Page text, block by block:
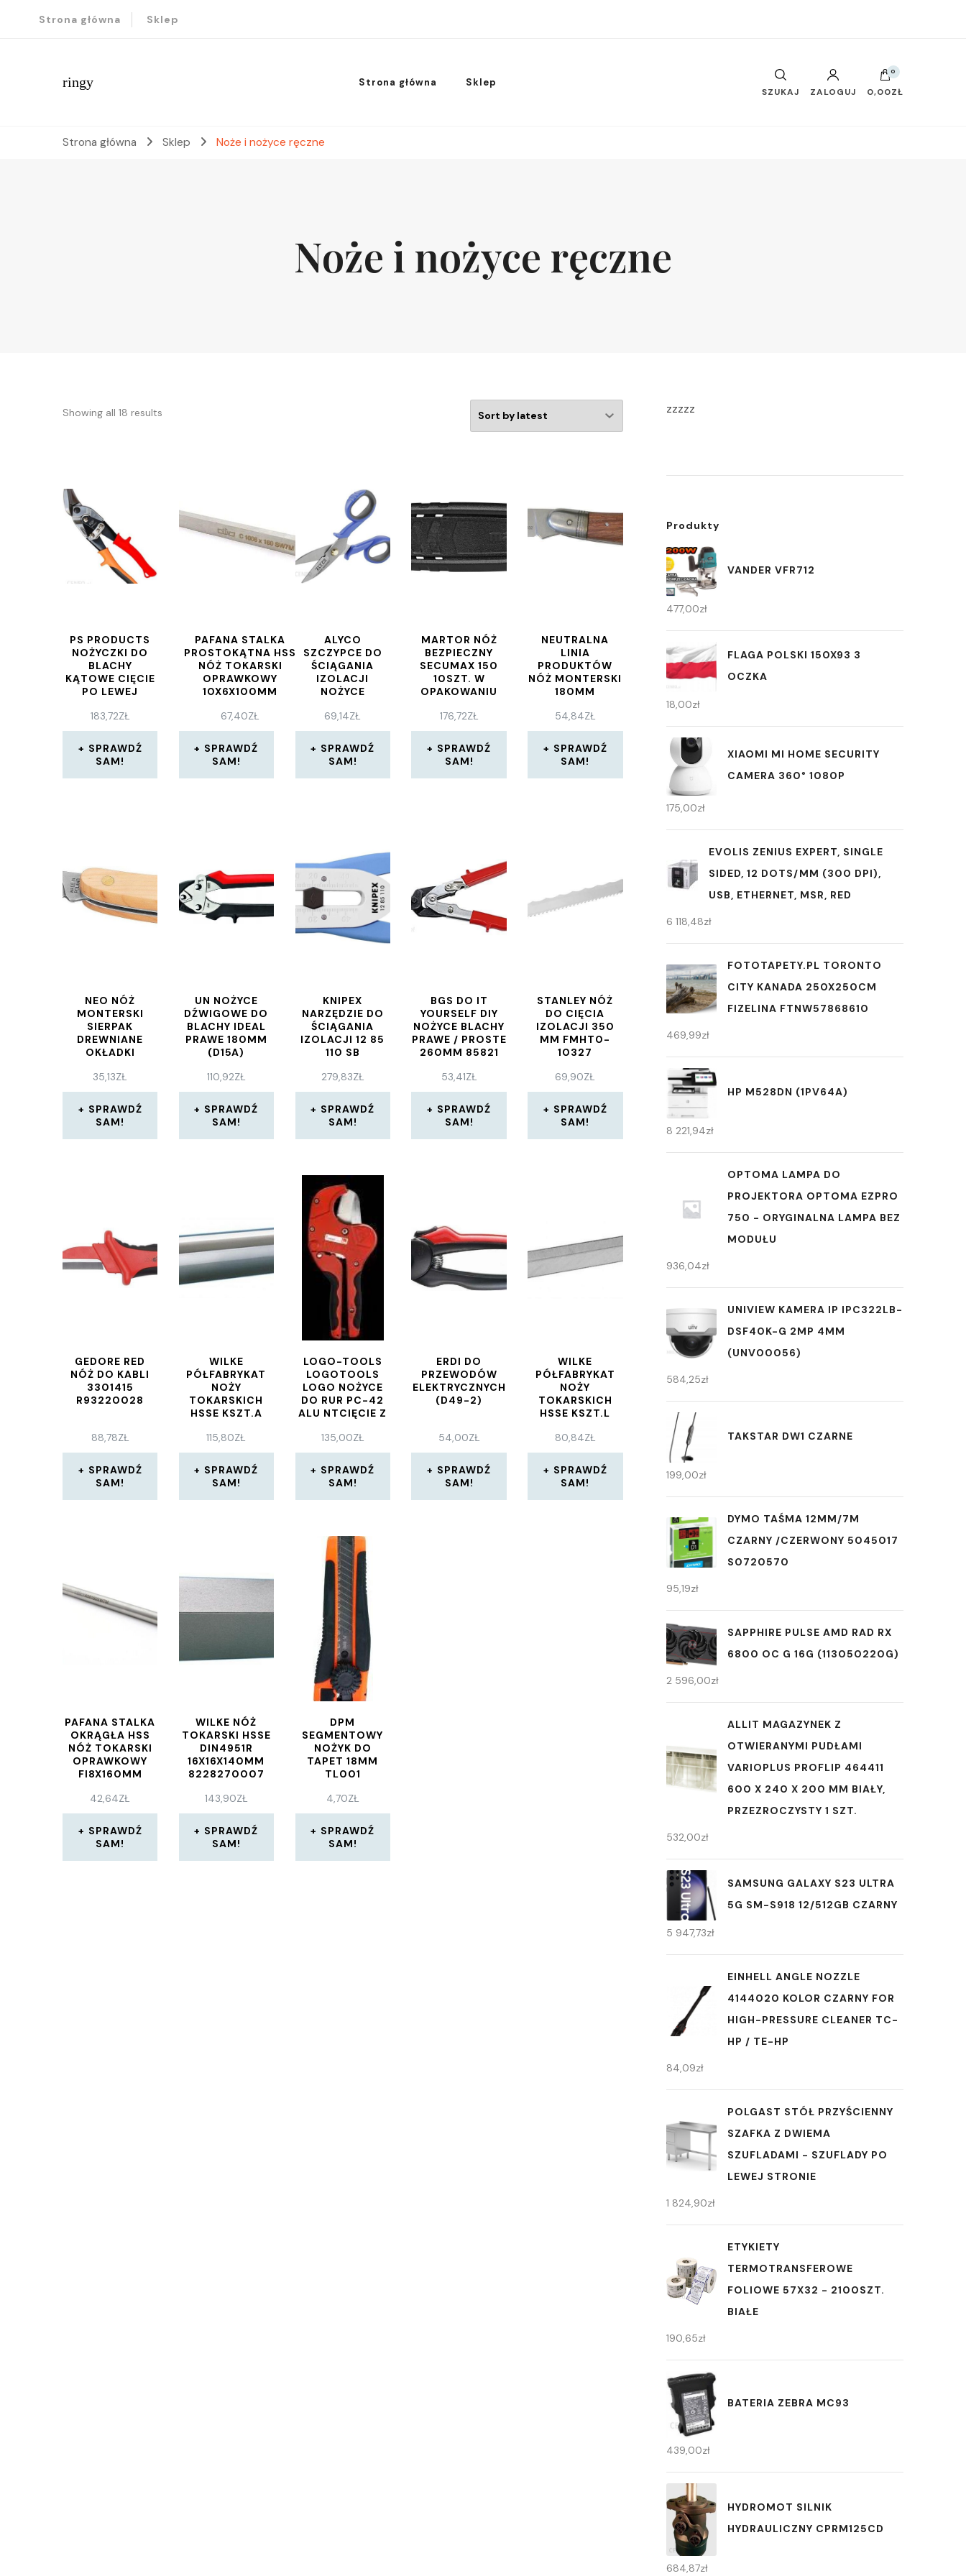
Strona główna Sklep
ringy Strona główna Sklep
SZUKAJ ZALOGUJ
0
0,00ZŁ
Strona główna Sklep Noże i nożyce ręczne
Noże i nożyce ręczne
Showing all 18 results
PS PRODUCTS
NOŻYCZKI DO
BLACHY
KĄTOWE CIĘCIE
PO LEWEJ
ROZMIAR
250MM
183,72ZŁ
SPRAWDŹ
SAM!
PAFANA STALKA
PROSTOKĄTNA HSS
NÓŻ TOKARSKI
OPRAWKOWY
10X6X100MM
STALKA_C_1006_160
67,40ZŁ
SPRAWDŹ
SAM!
ALYCO
SZCZYPCE DO
ŚCIĄGANIA
IZOLACJI
NOŻYCE
145MM (RÓŻNE
KOLORY) 108015
69,14ZŁ
SPRAWDŹ
SAM!
MARTOR NÓŻ
BEZPIECZNY
SECUMAX 150
10SZT. W
OPAKOWANIU
176,72ZŁ
SPRAWDŹ
SAM!
NEUTRALNA
LINIA
PRODUKTÓW
NÓŻ MONTERSKI
180MM
54,84ZŁ
SPRAWDŹ
SAM!
NEO NÓŻ
MONTERSKI
SIERPAK
DREWNIANE
OKŁADKI
35,13ZŁ
SPRAWDŹ
SAM!
UN NOŻYCE
DŹWIGOWE DO
BLACHY IDEAL
PRAWE 180MM
(D15A)
110,92ZŁ
SPRAWDŹ
SAM!
KNIPEX
NARZĘDZIE DO
ŚCIĄGANIA
IZOLACJI 12 85
110 SB
279,83ZŁ
SPRAWDŹ
SAM!
BGS DO IT
YOURSELF DIY
NOŻYCE BLACHY
PRAWE / PROSTE
260MM 85821
53,41ZŁ
SPRAWDŹ
SAM!
STANLEY NÓŻ
DO CIĘCIA
IZOLACJI 350
MM FMHT0-
10327
69,90ZŁ
SPRAWDŹ
SAM!
GEDORE RED
NÓŻ DO KABLI
3301415
R93220028
88,78ZŁ
SPRAWDŹ
SAM!
WILKE
PÓŁFABRYKAT
NOŻY
TOKARSKICH
HSSE KSZT.A
8227810052
115,80ZŁ
SPRAWDŹ
SAM!
LOGO-TOOLS
LOGOTOOLS
LOGO NOŻYCE
DO RUR PC-42
ALU NTCIĘCIE Z
AL-PEX 42MM
1700K
135,00ZŁ
SPRAWDŹ
SAM!
ERDI DO
PRZEWODÓW
ELEKTRYCZNYCH
(D49-2)
54,00ZŁ
SPRAWDŹ
SAM!
WILKE
PÓŁFABRYKAT
NOŻY
TOKARSKICH
HSSE KSZT.L
INDEX
8227870001
80,84ZŁ
SPRAWDŹ
SAM!
PAFANA STALKA
OKRĄGŁA HSS
NÓŻ TOKARSKI
OPRAWKOWY
FI8X160MM
STALKAA08160
42,64ZŁ
SPRAWDŹ
SAM!
WILKE NÓŻ
TOKARSKI HSSE
DIN4951R
16X16X140MM
8228270007
143,90ZŁ
SPRAWDŹ
SAM!
DPM
SEGMENTOWY
NOŻYK DO
TAPET 18MM
TL001
4,70ZŁ
SPRAWDŹ
SAM!
zzzzz
Produkty
VANDER VFR712
477,00zł
FLAGA POLSKI 150X93 3
OCZKA
18,00zł
XIAOMI MI HOME SECURITY
CAMERA 360° 1080P
175,00zł
EVOLIS ZENIUS EXPERT, SINGLE
SIDED, 12 DOTS/MM (300 DPI),
USB, ETHERNET, MSR, RED
6 118,48zł
FOTOTAPETY.PL TORONTO
CITY KANADA 250X250CM
FIZELINA FTNW57868610
469,99zł
HP M528DN (1PV64A)
8 221,94zł
OPTOMA LAMPA DO
PROJEKTORA OPTOMA EZPRO
750 - ORYGINALNA LAMPA BEZ
MODUŁU
936,04zł
UNIVIEW KAMERA IP IPC322LB-
DSF40K-G 2MP 4MM
(UNV00056)
584,25zł
TAKSTAR DW1 CZARNE
199,00zł
DYMO TAŚMA 12MM/7M
CZARNY /CZERWONY 5045017
S0720570
95,19zł
SAPPHIRE PULSE AMD RAD RX
6800 OC G 16G (113050220G)
2 596,00zł
ALLIT MAGAZYNEK Z
OTWIERANYMI PUDŁAMI
VARIOPLUS PROFLIP 464411
600 X 240 X 200 MM BIAŁY,
PRZEZROCZYSTY 1 SZT.
532,00zł
SAMSUNG GALAXY S23 ULTRA
5G SM-S918 12/512GB CZARNY
5 947,73zł
EINHELL ANGLE NOZZLE
4144020 KOLOR CZARNY FOR
HIGH-PRESSURE CLEANER TC-
HP / TE-HP
84,09zł
POLGAST STÓŁ PRZYŚCIENNY
SZAFKA Z DWIEMA
SZUFLADAMI - SZUFLADY PO
LEWEJ STRONIE
1 824,90zł
ETYKIETY
TERMOTRANSFEROWE
FOLIOWE 57X32 - 2100SZT.
BIAŁE
190,65zł
BATERIA ZEBRA MC93
439,00zł
HYDROMOT SILNIK
HYDRAULICZNY CPRM125CD
684,87zł